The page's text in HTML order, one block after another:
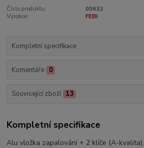
Číslo produktu:
00632
Výrobce:
FEBI
Kompletní specifikace
Komentáře 0
Související zboží 13
Kompletní specifikace
Alu vložka zapalování + 2 klíče (A-kvalita).